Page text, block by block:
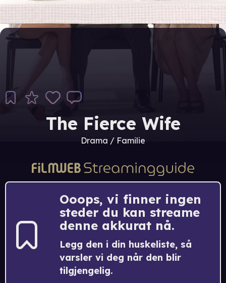
The Fierce Wife
Drama / Familie
Ooops, vi finner ingen
steder du kan streame
denne akkurat nå.
Legg den i din huskeliste, så
varsler vi deg når den blir
tilgjengelig.